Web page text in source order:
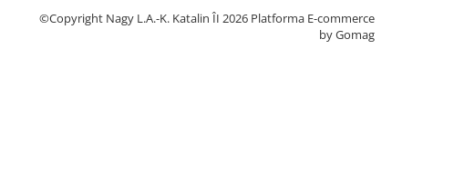
©Copyright Nagy L.A.-K. Katalin ÎI 2026 Platforma E-commerce
by Gomag